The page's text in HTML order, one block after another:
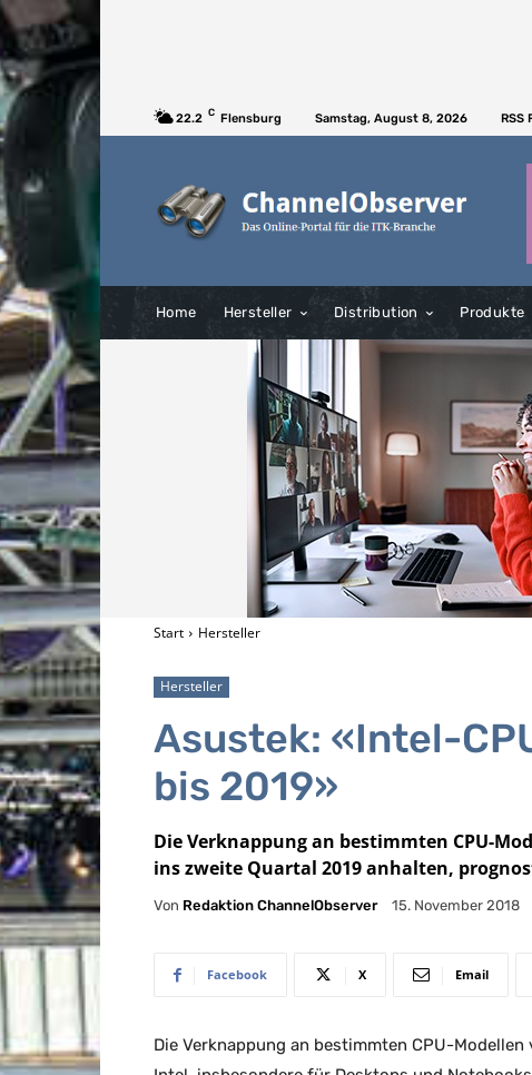
22.2 C Flensburg Samstag, August 8, 2026 RSS
Home Hersteller Distribution Produkte
Start Hersteller
Hersteller
Asustek: «Intel-
bis 2019»
Die Verknappung an bestimmten CPU-
ins zweite Quartal 2019 anhalten,
Von Redaktion ChannelObserver 15. November 2018
Facebook X Email
Die Verknappung an bestimmten CPU-Modellen